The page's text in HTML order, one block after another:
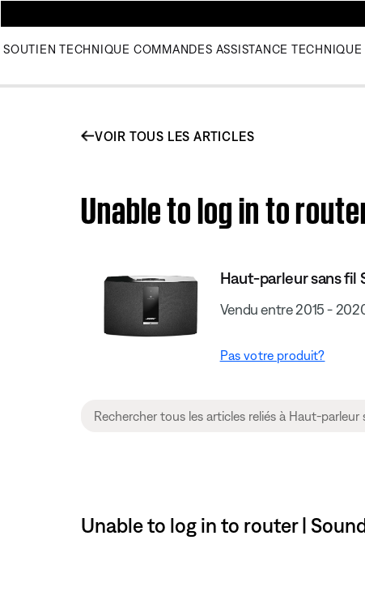
SOUTIEN TECHNIQUE COMMANDES ASSISTANCE TECHNIQUE
VOIR TOUS LES ARTICLES
Unable to log in to
Haut-parleur sans fil
Vendu entre 2015 -
Pas votre produit?
Unable to log in to router |